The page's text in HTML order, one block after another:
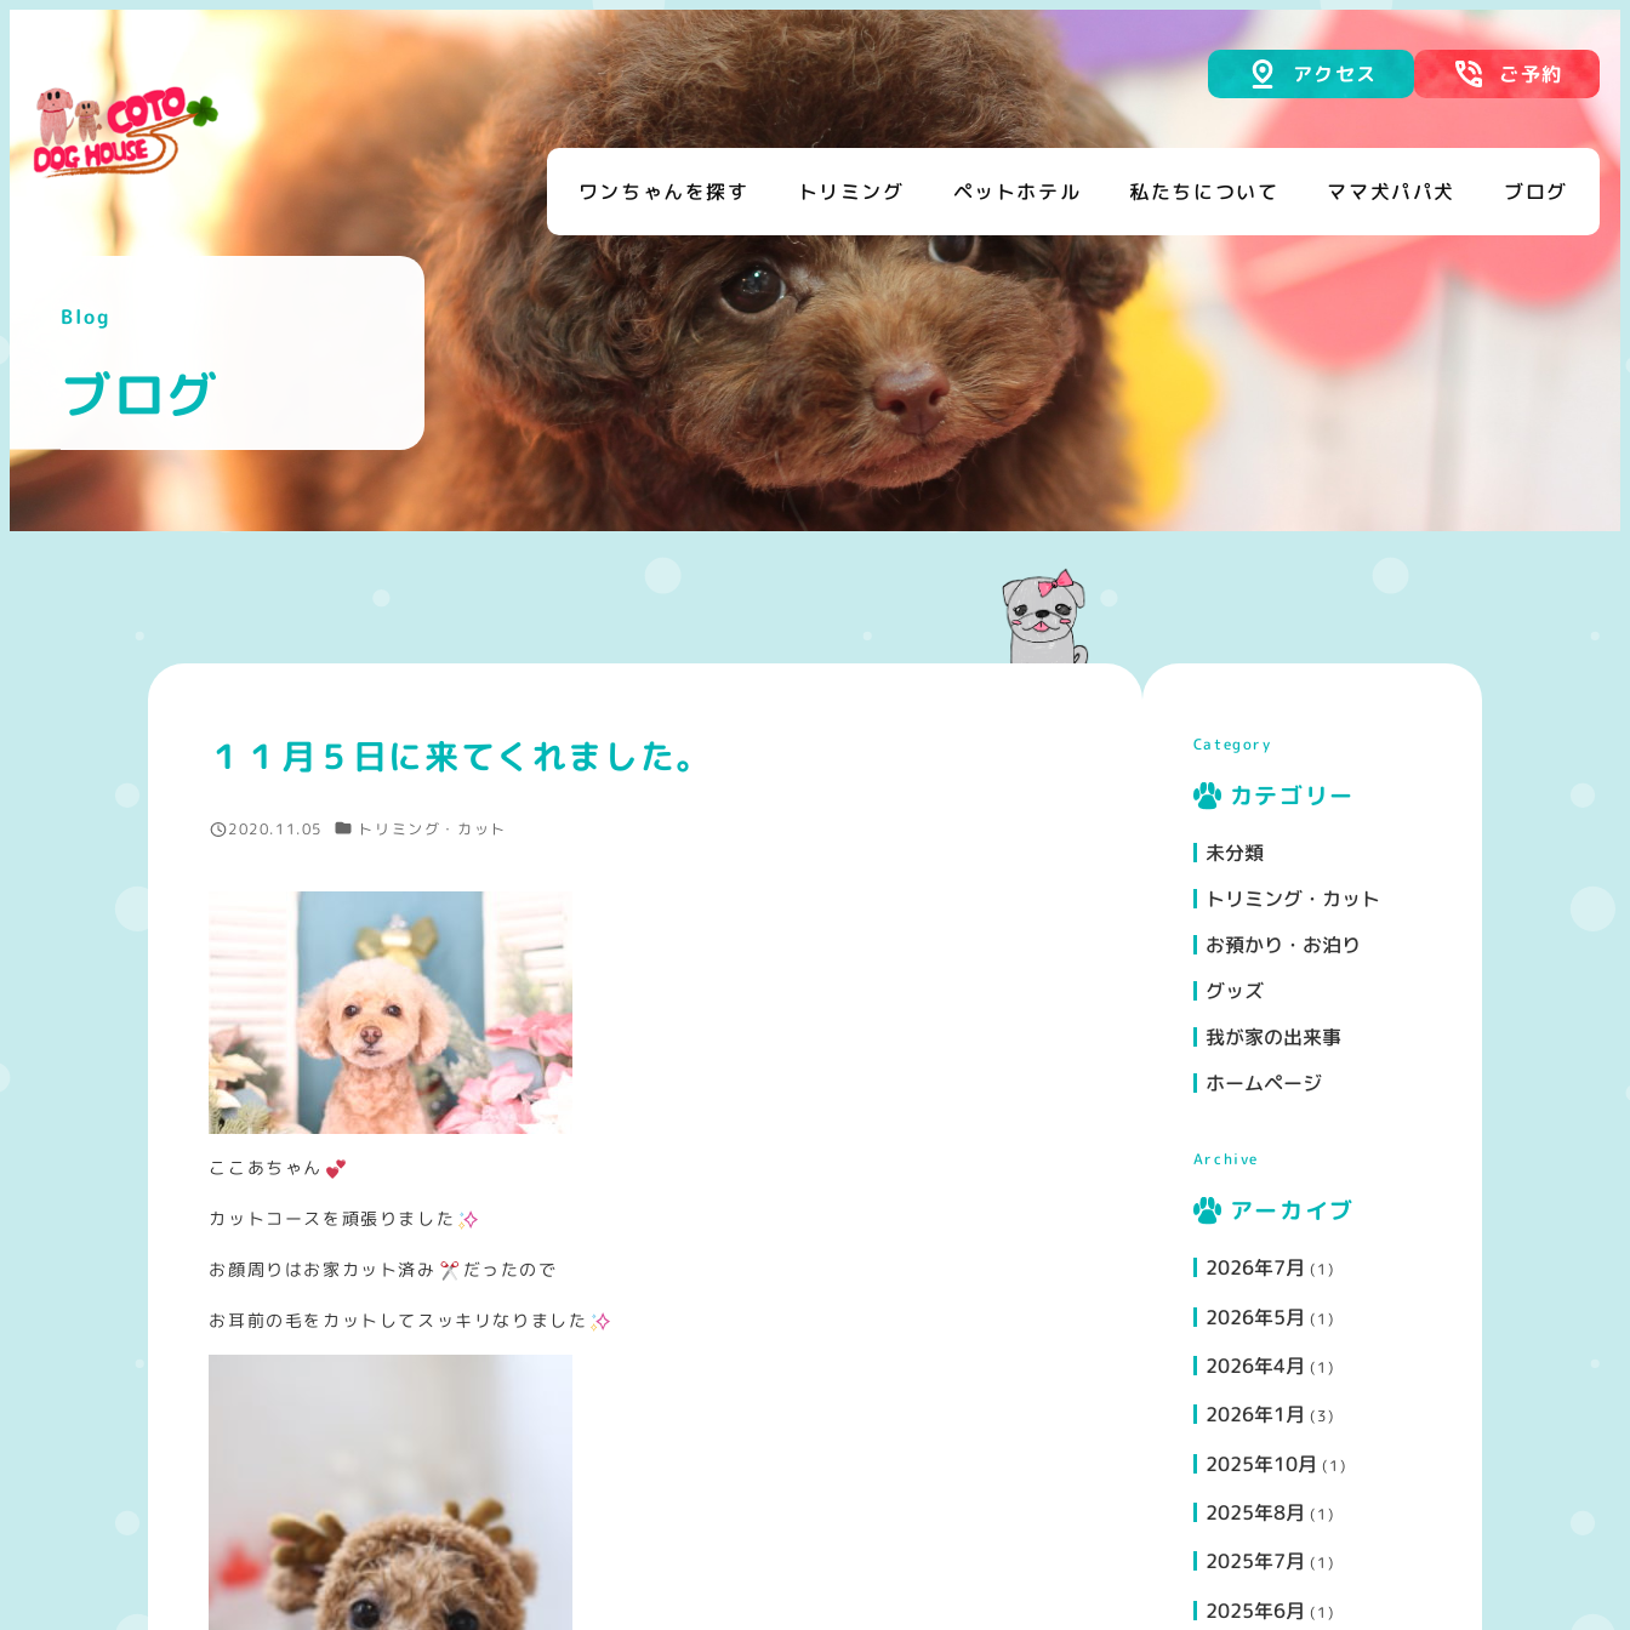
ン
ワンちゃんを探す トリミング ペットホテル 私たちについて ママ犬パパ犬 ブログ
アクセス ご予約
Blog
ブログ
１１月５日に来てくれました。
投稿日
2020.11.05 カテゴリー
トリミング・カット
ここあちゃん
カットコースを頑張りました
お顔周りはお家カット済み だったので
お耳前の毛をカットしてスッキリなりました
Category
カテゴリー
未分類
トリミング・カット
お預かり・お泊り
グッズ
我が家の出来事
ホームページ
Archive
アーカイブ
2026年7月 (1)
2026年5月 (1)
2026年4月 (1)
2026年1月 (3)
2025年10月 (1)
2025年8月 (1)
2025年7月 (1)
2025年6月 (1)